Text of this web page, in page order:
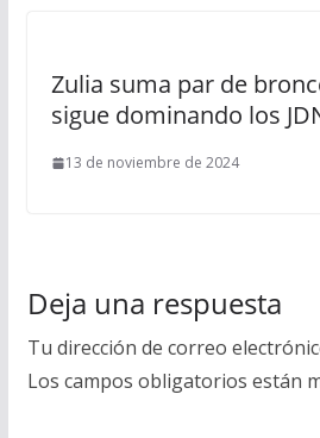
Zulia suma par de
sigue dominando los
13 de noviembre de 2024
Deja una respuesta
Tu dirección de correo
Los campos obligatorios están